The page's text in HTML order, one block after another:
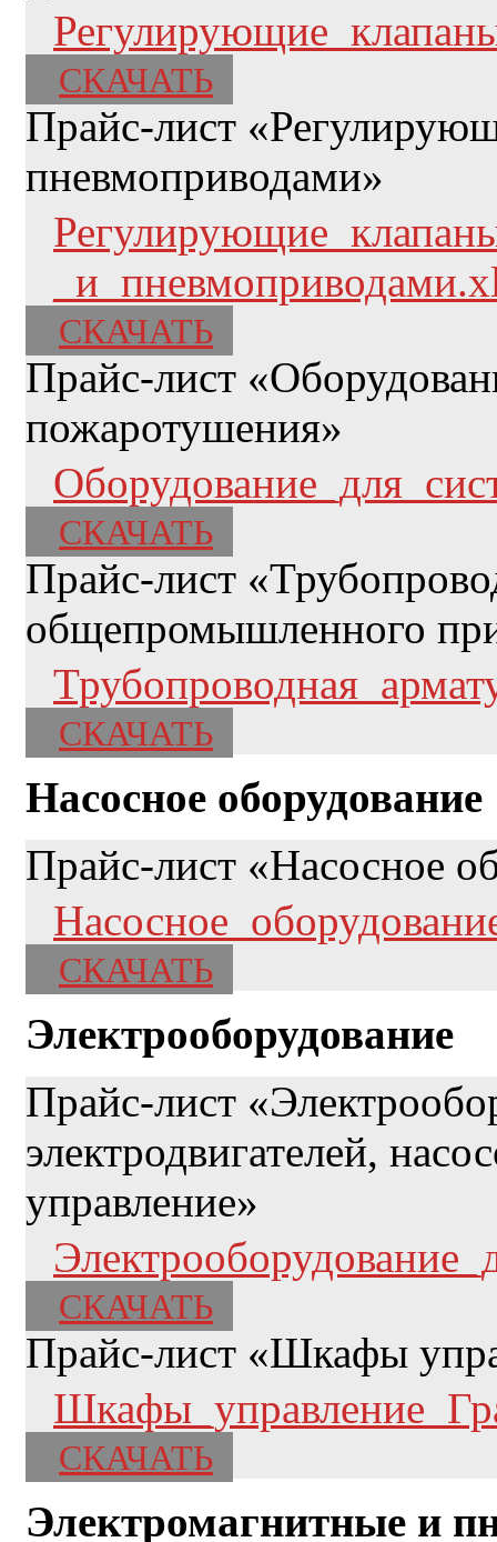
СКАЧАТЬ
Прайс-лист
пневмоприводами»
СКАЧАТЬ
Прайс-лист
пожаротушения»
СКАЧАТЬ
Прайс-лист
общепромышленного
СКАЧАТЬ
Насосное оборудование
Прайс-лист «Насосное
СКАЧАТЬ
Электрооборудование
Прайс-лист
электродвигателей,
управление»
СКАЧАТЬ
Прайс-лист «Шкафы
СКАЧАТЬ
Электромагнитные и